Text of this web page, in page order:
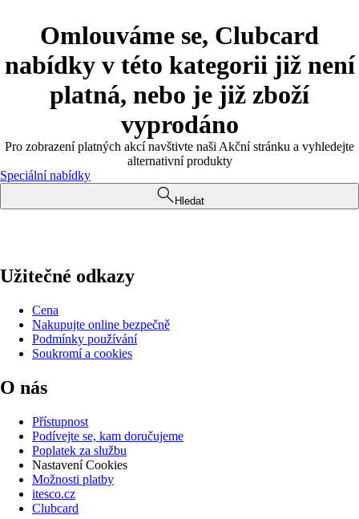
Omlouváme se, Clubcard
nabídky v této kategorii již není
platná, nebo je již zboží
vyprodáno
Pro zobrazení platných akcí navštivte naši Akční stránku a vyhledejte
alternativní produkty
Speciální nabídky
Hledat
Užitečné odkazy
Cena
Nakupujte online bezpečně
Podmínky používání
Soukromí a cookies
O nás
Přístupnost
Podívejte se, kam doručujeme
Poplatek za službu
Nastavení Cookies
Možnosti platby
itesco.cz
Clubcard